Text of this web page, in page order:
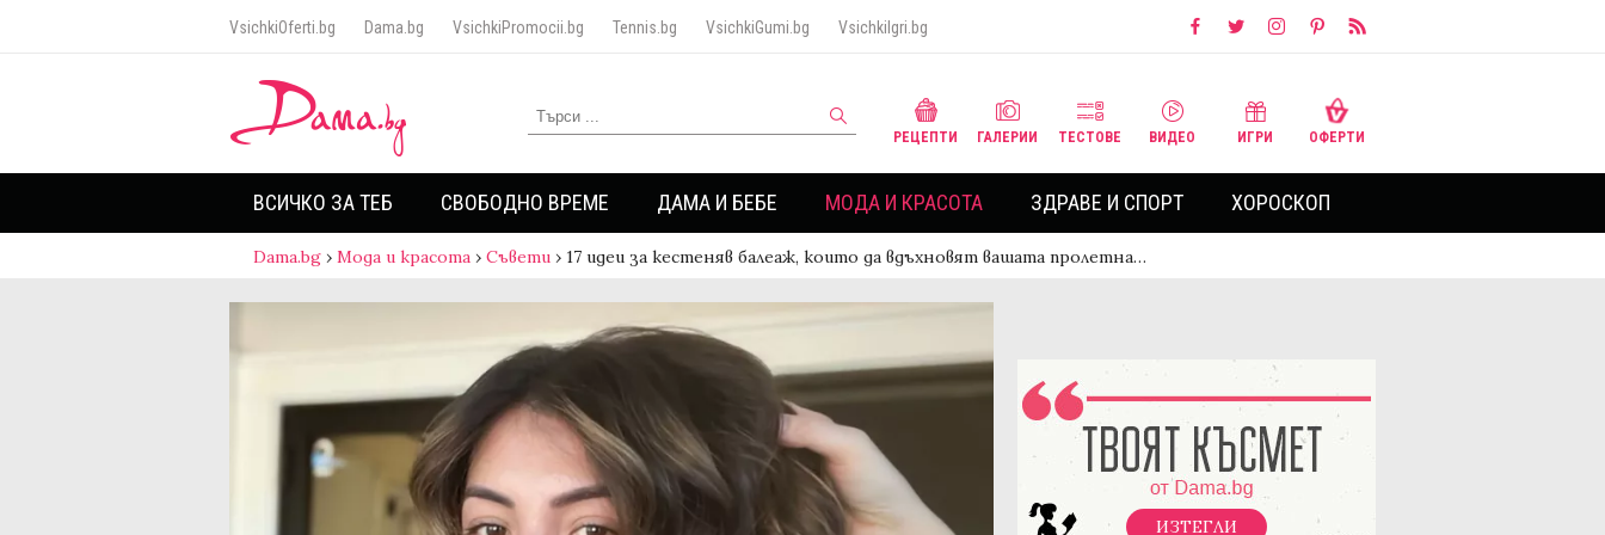
VsichkiOferti.bg Dama.bg VsichkiPromocii.bg Tennis.bg VsichkiGumi.bg VsichkiIgri.bg
РЕЦЕПТИ ГАЛЕРИИ ТЕСТОВЕ ВИДЕО ИГРИ ОФЕРТИ
ВСИЧКО ЗА ТЕБ СВОБОДНО ВРЕМЕ ДАМА И БЕБЕ МОДА И КРАСОТА ЗДРАВЕ И СПОРТ ХОРОСКОП
Dama.bg › Мода и красота › Съвети › 17 идеи за кестеняв балеаж, които да вдъхновят вашата пролетна…
ИЗТЕГЛИ